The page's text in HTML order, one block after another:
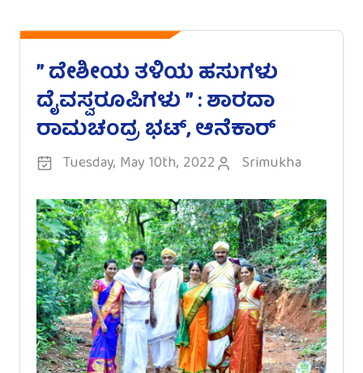
” ದೇಶೀಯ ತಳಿಯ ಹಸುಗಳು
ದೈವಸ್ವರೂಪಿಗಳು ” : ಶಾರದಾ
ರಾಮಚಂದ್ರ ಭಟ್, ಆನೆಕಾರ್
Tuesday, May 10th, 2022 Srimukha